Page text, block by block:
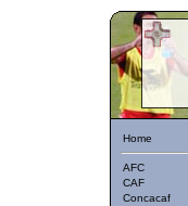
Home
AFC
CAF
Concacaf